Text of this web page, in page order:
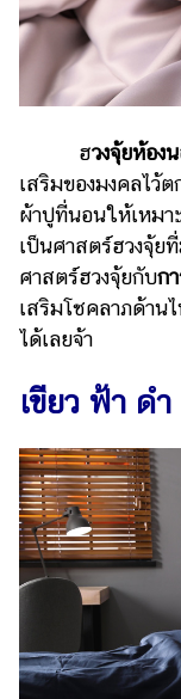
สุขภาพ
ท่อง
เที่ยว
อาหาร
ง่ายๆ
ช้อป
ปิ้ง
รถยนต์
และ
ตกแต่ง
มือ
ถือ
ราคา
น้ำมัน
ฮวงจุ้ยห้อง
เสริมของมงคลไว้
ผ้าปูที่นอนให้เหมา
เป็นศาสตร์ฮวงจุ้ย
ศาสตร์ฮวงจุ้ยกับก
เสริมโชคลาภด้าน
ได้เลยจ้า
เขียว ฟ้า ดำ